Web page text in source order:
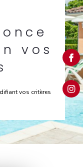
vos
vos critères